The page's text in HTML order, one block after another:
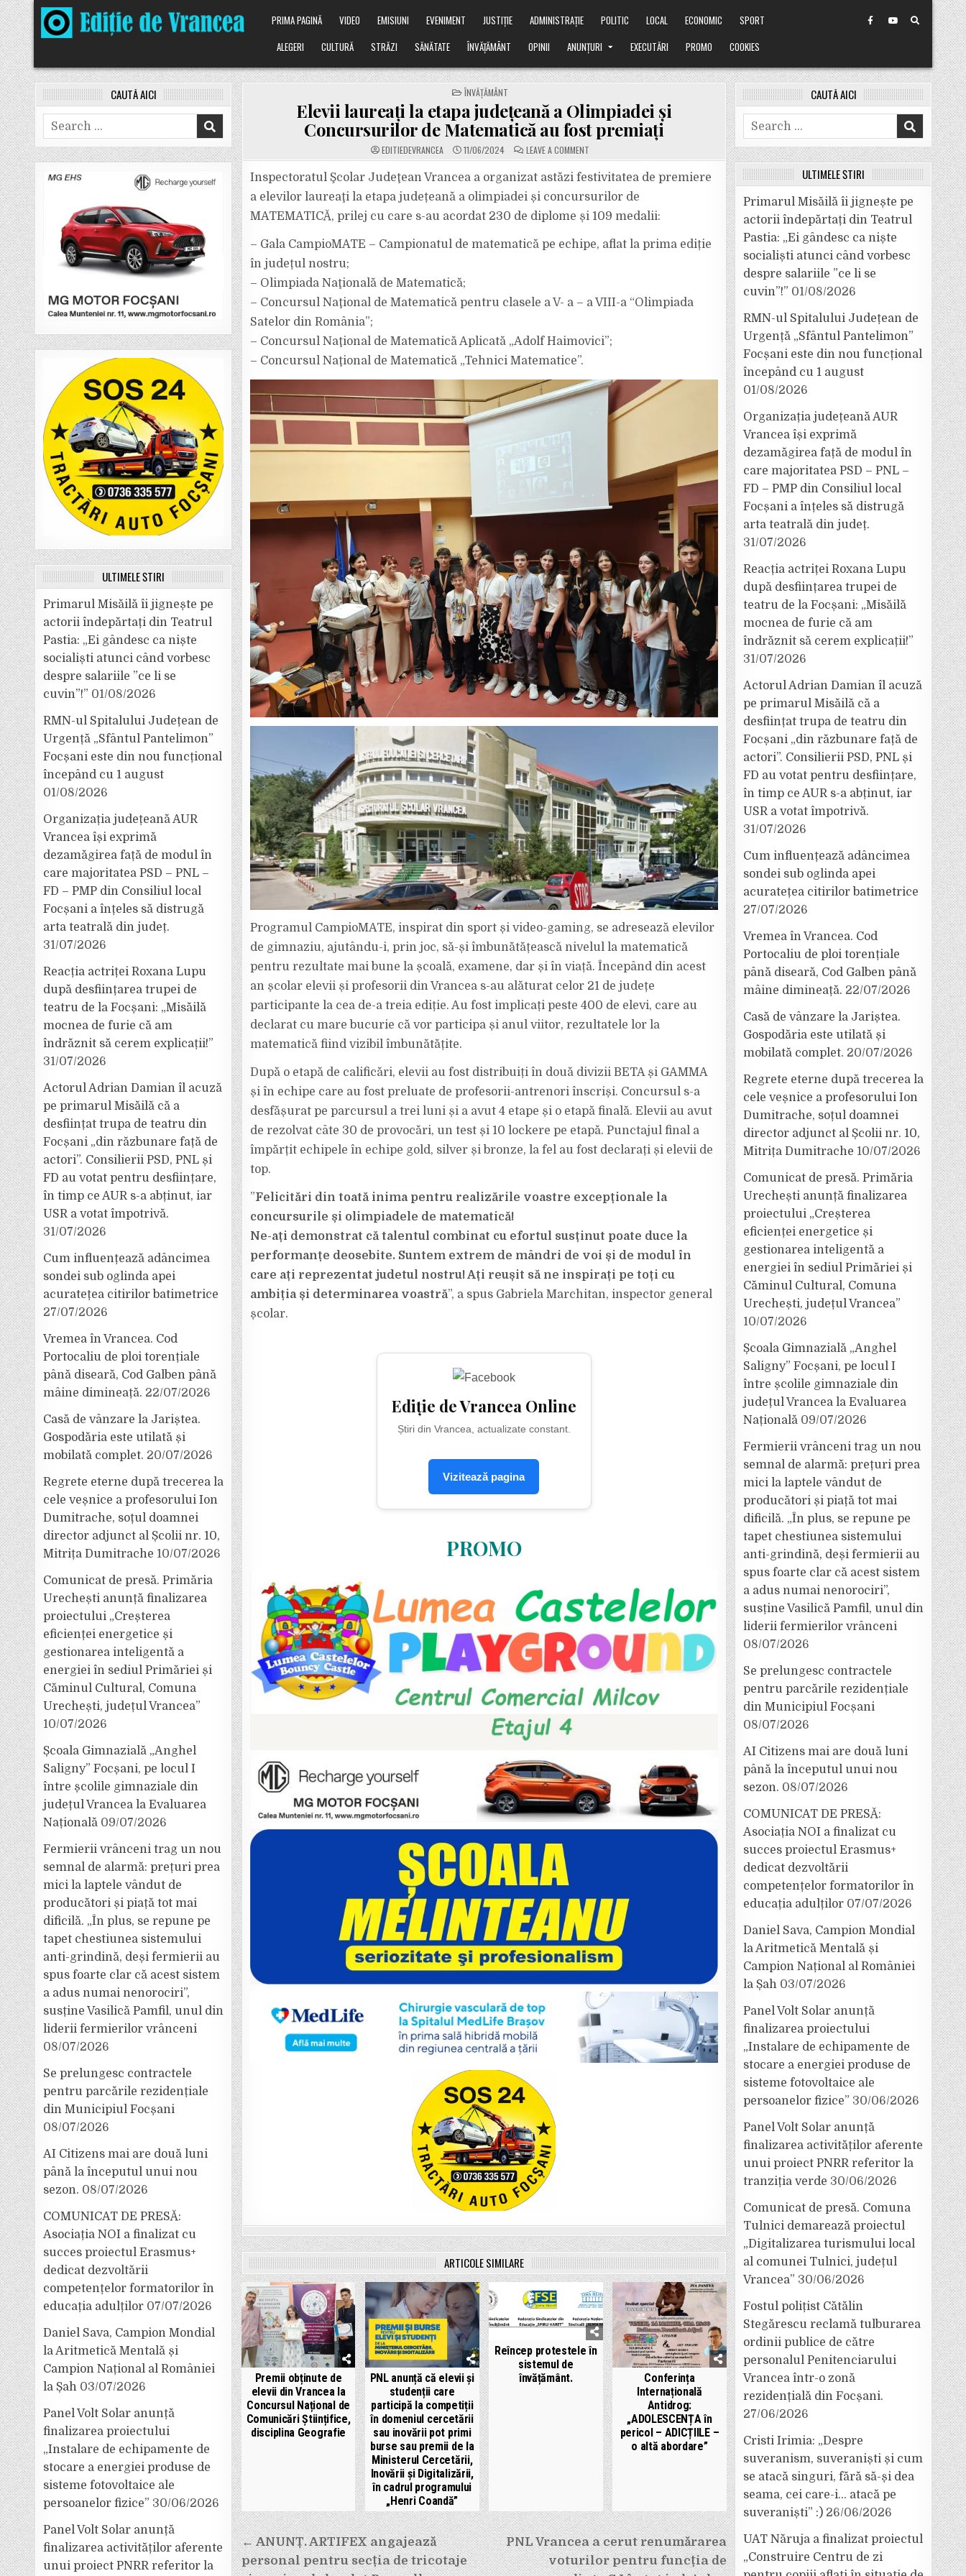
Skip
to
content
PRIMA PAGINĂ VIDEO EMISIUNI EVENIMENT JUSTIȚIE ADMINISTRAȚIE POLITIC LOCAL ECONOMIC
SPORT
ALEGERI
CULTURĂ STRĂZI SĂNĂTATE ÎNVĂȚĂMÂNT OPINII ANUNȚURI EXECUTĂRI PROMO COOKIES
POSTED
IN
ÎNVĂȚĂMÂNT
Elevii laureați la etapa județeană a Olimpiadei și
Concursurilor de Matematică au fost premiați
EDITIEDEVRANCEA 11/06/2024 LEAVE A COMMENT
ELEVII
LA
ETAPA
JUDEȚEANĂ
A
OLIMPIADEI
ȘI
MATEMATICĂ
AU
Inspectoratul Şcolar Judeţean Vrancea a organizat astăzi festivitatea de premiere
a elevilor laureaţi la etapa județeană a olimpiadei și concursurilor de
MATEMATICĂ, prilej cu care s-au acordat 230 de diplome și 109 medalii:
– Gala CampioMATE – Campionatul de matematică pe echipe, aflat la prima ediție
în județul nostru;
– Olimpiada Naţională de Matematică;
– Concursul Naţional de Matematică pentru clasele a V- a – a VIII-a “Olimpiada
Satelor din România”;
– Concursul Naţional de Matematică Aplicată „Adolf Haimovici”;
– Concursul Naţional de Matematică „Tehnici Matematice”.
Programul CampioMATE, inspirat din sport și video-gaming, se adresează elevilor
de gimnaziu, ajutându-i, prin joc, să-și îmbunătățească nivelul la matematică
pentru rezultate mai bune la școală, examene, dar și în viață. Începând din acest
an școlar elevii și profesorii din Vrancea s-au alăturat celor 21 de județe
participante la cea de-a treia ediție. Au fost implicați peste 400 de elevi, care au
declarat cu mare bucurie că vor participa și anul viitor, rezultatele lor la
matematică fiind vizibil îmbunătățite.
După o etapă de calificări, elevii au fost distribuiți în două divizii BETA și GAMMA
și în echipe care au fost preluate de profesorii-antrenori înscriși. Concursul s-a
desfășurat pe parcursul a trei luni și a avut 4 etape și o etapă finală. Elevii au avut
de rezolvat câte 30 de provocări, un test și 10 lockere pe etapă. Punctajul final a
împărțit echipele în echipe gold, silver și bronze, la fel au fost declarați și elevii de
top.
”Felicitări din toată inima pentru realizările voastre excepționale la
concursurile și olimpiadele de matematică!
Ne-ați demonstrat că talentul combinat cu efortul susținut poate duce la
performanțe deosebite. Suntem extrem de mândri de voi și de modul în
care ați reprezentat judetul nostru! Ați reușit să ne inspirați pe toți cu
ambiția și determinarea voastră”, a spus Gabriela Marchitan, inspector general
școlar.
Ediție de Vrancea Online
Știri din Vrancea, actualizate constant.
Vizitează pagina
PROMO
ARTICOLE SIMILARE
Premii obținute de
elevii din Vrancea la
Concursul Național de
Comunicări Științifice,
disciplina Geografie
PNL anunță că elevii și
studenții care
participă la competiții
în domeniul cercetării
sau inovării pot primi
burse sau premii de la
Ministerul Cercetării,
Inovării și Digitalizării,
în cadrul programului
„Henri Coandă”
Reîncep protestele în
sistemul de
învățământ.
Conferința
Internațională
Antidrog:
„ADOLESCENȚA în
pericol – ADICȚIILE –
o altă abordare”
Navigare
în
PNL Vrancea a cerut renumărarea
voturilor pentru funcția de
← ANUNȚ. ARTIFEX angajează
personal pentru secția de tricotaje
CAUTĂ AICI
Search
for:
ULTIMELE ȘTIRI
Primarul Misăilă îi jignește pe
actorii îndepărtați din Teatrul
Pastia: „Ei gândesc ca niște
socialiști atunci când vorbesc
despre salariile ”ce li se
cuvin”!” 01/08/2026
RMN-ul Spitalului Județean de
Urgență „Sfântul Pantelimon”
Focșani este din nou funcțional
începând cu 1 august
01/08/2026
Organizația județeană AUR
Vrancea își exprimă
dezamăgirea față de modul în
care majoritatea PSD – PNL –
FD – PMP din Consiliul local
Focșani a înțeles să distrugă
arta teatrală din județ.
31/07/2026
Reacția actriței Roxana Lupu
după desființarea trupei de
teatru de la Focșani: „Misăilă
mocnea de furie că am
îndrăznit să cerem explicații!”
31/07/2026
Actorul Adrian Damian îl acuză
pe primarul Misăilă că a
desființat trupa de teatru din
Focșani „din răzbunare față de
actori”. Consilierii PSD, PNL și
FD au votat pentru desființare,
în timp ce AUR s-a abținut, iar
USR a votat împotrivă.
31/07/2026
Cum influențează adâncimea
sondei sub oglinda apei
acuratețea citirilor batimetrice
27/07/2026
Vremea în Vrancea. Cod
Portocaliu de ploi torențiale
până diseară, Cod Galben până
mâine dimineață. 22/07/2026
Casă de vânzare la Jariștea.
Gospodăria este utilată și
mobilată complet. 20/07/2026
Regrete eterne după trecerea la
cele veșnice a profesorului Ion
Dumitrache, soțul doamnei
director adjunct al Școlii nr. 10,
Mitrița Dumitrache 10/07/2026
Comunicat de presă. Primăria
Urechești anunță finalizarea
proiectului „Creșterea
eficienței energetice și
gestionarea inteligentă a
energiei în sediul Primăriei și
Căminul Cultural, Comuna
Urechești, județul Vrancea”
10/07/2026
Școala Gimnazială „Anghel
Saligny” Focșani, pe locul I
între școlile gimnaziale din
județul Vrancea la Evaluarea
Națională 09/07/2026
Fermierii vrânceni trag un nou
semnal de alarmă: prețuri prea
mici la laptele vândut de
producători și piață tot mai
dificilă. „În plus, se repune pe
tapet chestiunea sistemului
anti-grindină, deși fermierii au
spus foarte clar că acest sistem
a adus numai nenorociri”,
susține Vasilică Pamfil, unul din
liderii fermierilor vrânceni
08/07/2026
Se prelungesc contractele
pentru parcările rezidențiale
din Municipiul Focșani
08/07/2026
AI Citizens mai are două luni
până la începutul unui nou
sezon. 08/07/2026
COMUNICAT DE PRESĂ:
Asociația NOI a finalizat cu
succes proiectul Erasmus+
dedicat dezvoltării
competențelor formatorilor în
educația adulților 07/07/2026
Daniel Sava, Campion Mondial
la Aritmetică Mentală și
Campion Național al României
la Șah 03/07/2026
Panel Volt Solar anunță
finalizarea proiectului
„Instalare de echipamente de
stocare a energiei produse de
sisteme fotovoltaice ale
persoanelor fizice” 30/06/2026
Panel Volt Solar anunță
finalizarea activităților aferente
unui proiect PNRR referitor la
CAUTĂ AICI
Search
for:
ULTIMELE ȘTIRI
Primarul Misăilă îi jignește pe
actorii îndepărtați din Teatrul
Pastia: „Ei gândesc ca niște
socialiști atunci când vorbesc
despre salariile ”ce li se
cuvin”!” 01/08/2026
RMN-ul Spitalului Județean de
Urgență „Sfântul Pantelimon”
Focșani este din nou funcțional
începând cu 1 august
01/08/2026
Organizația județeană AUR
Vrancea își exprimă
dezamăgirea față de modul în
care majoritatea PSD – PNL –
FD – PMP din Consiliul local
Focșani a înțeles să distrugă
arta teatrală din județ.
31/07/2026
Reacția actriței Roxana Lupu
după desființarea trupei de
teatru de la Focșani: „Misăilă
mocnea de furie că am
îndrăznit să cerem explicații!”
31/07/2026
Actorul Adrian Damian îl acuză
pe primarul Misăilă că a
desființat trupa de teatru din
Focșani „din răzbunare față de
actori”. Consilierii PSD, PNL și
FD au votat pentru desființare,
în timp ce AUR s-a abținut, iar
USR a votat împotrivă.
31/07/2026
Cum influențează adâncimea
sondei sub oglinda apei
acuratețea citirilor batimetrice
27/07/2026
Vremea în Vrancea. Cod
Portocaliu de ploi torențiale
până diseară, Cod Galben până
mâine dimineață. 22/07/2026
Casă de vânzare la Jariștea.
Gospodăria este utilată și
mobilată complet. 20/07/2026
Regrete eterne după trecerea la
cele veșnice a profesorului Ion
Dumitrache, soțul doamnei
director adjunct al Școlii nr. 10,
Mitrița Dumitrache 10/07/2026
Comunicat de presă. Primăria
Urechești anunță finalizarea
proiectului „Creșterea
eficienței energetice și
gestionarea inteligentă a
energiei în sediul Primăriei și
Căminul Cultural, Comuna
Urechești, județul Vrancea”
10/07/2026
Școala Gimnazială „Anghel
Saligny” Focșani, pe locul I
între școlile gimnaziale din
județul Vrancea la Evaluarea
Națională 09/07/2026
Fermierii vrânceni trag un nou
semnal de alarmă: prețuri prea
mici la laptele vândut de
producători și piață tot mai
dificilă. „În plus, se repune pe
tapet chestiunea sistemului
anti-grindină, deși fermierii au
spus foarte clar că acest sistem
a adus numai nenorociri”,
susține Vasilică Pamfil, unul din
liderii fermierilor vrânceni
08/07/2026
Se prelungesc contractele
pentru parcările rezidențiale
din Municipiul Focșani
08/07/2026
AI Citizens mai are două luni
până la începutul unui nou
sezon. 08/07/2026
COMUNICAT DE PRESĂ:
Asociația NOI a finalizat cu
succes proiectul Erasmus+
dedicat dezvoltării
competențelor formatorilor în
educația adulților 07/07/2026
Daniel Sava, Campion Mondial
la Aritmetică Mentală și
Campion Național al României
la Șah 03/07/2026
Panel Volt Solar anunță
finalizarea proiectului
„Instalare de echipamente de
stocare a energiei produse de
sisteme fotovoltaice ale
persoanelor fizice” 30/06/2026
Panel Volt Solar anunță
finalizarea activităților aferente
unui proiect PNRR referitor la
tranziția verde 30/06/2026
Comunicat de presă. Comuna
Tulnici demarează proiectul
„Digitalizarea turismului local
al comunei Tulnici, județul
Vrancea” 30/06/2026
Fostul polițist Cătălin
Stegărescu reclamă tulburarea
ordinii publice de către
personalul Penitenciarului
Vrancea într-o zonă
rezidențială din Focșani.
27/06/2026
Cristi Irimia: „Despre
suveranism, suveraniști și cum
se atacă singuri, fără să-și dea
seama, cei care-i… atacă pe
suveraniști” :) 26/06/2026
UAT Năruja a finalizat proiectul
„Construire Centru de zi